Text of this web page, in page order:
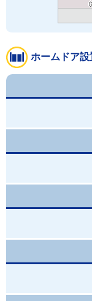
ホームドア設